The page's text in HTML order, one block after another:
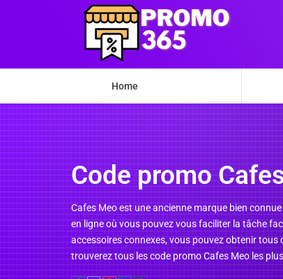
Home
Code promo
Cafes Meo est une ancienne marque bien
en ligne où vous pouvez vous faciliter la tâche
accessoires connexes, vous pouvez obtenir
trouverez tous les code promo Cafes Meo les